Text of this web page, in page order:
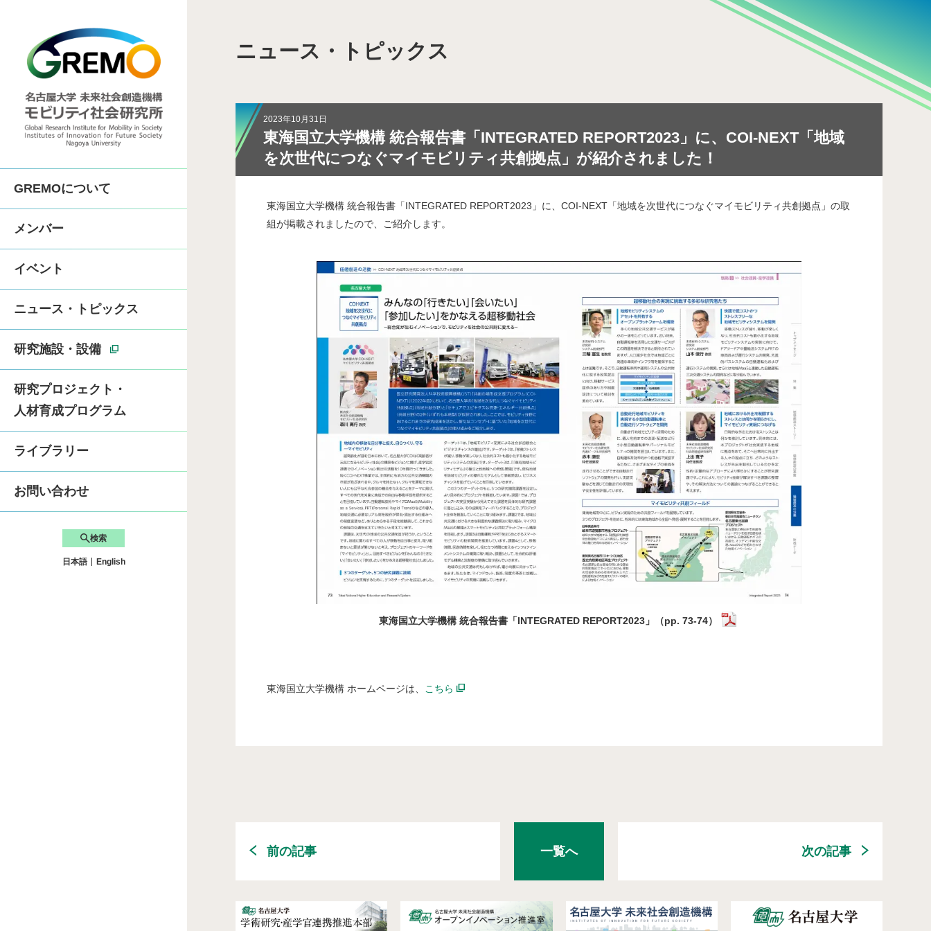
GREMOについて
メンバー
イベント
ニュース・トピックス
研究施設・設備
研究プロジェクト・
人材育成プログラム
COI-NEXT「地域を次世代につなぐマイモビリティ共創拠点」
COI「人がつながる “移動”イノベーション拠点」【終了】
卓越大学院「ライフスタイル革命のための超学際移動イノベーション人材養成学位プログラム（TMI）」
先端自動車工学サマープログラム（NUSIP）
ライブラリー
お問い合わせ
検索
日本語 English
ニュース・トピックス
2023年10月31日
東海国立大学機構 統合報告書「INTEGRATED REPORT2023」に、COI-NEXT「地域
を次世代につなぐマイモビリティ共創拠点」が紹介されました！
東海国立大学機構 統合報告書「INTEGRATED REPORT2023」に、COI-NEXT「地域を次世代につなぐマイモビリティ共創拠点」の取
組が掲載されましたので、ご紹介します。
東海国立大学機構 統合報告書「INTEGRATED REPORT2023」（pp. 73-74）
東海国立大学機構 ホームページは、 こちら
前の記事 一覧へ 次の記事